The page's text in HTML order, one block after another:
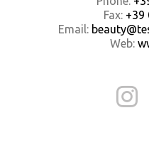
Fax: +39
Email:
Web: